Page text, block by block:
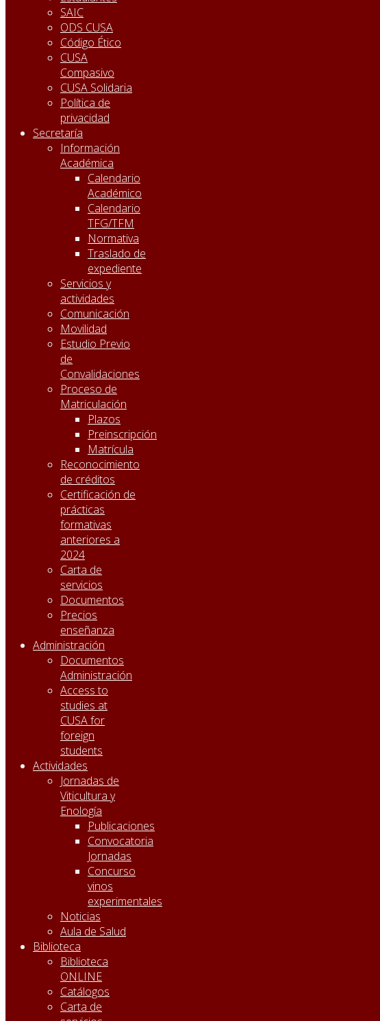
SAIC
ODS CUSA
Código Ético
CUSA
Compasivo
CUSA Solidaria
Política de
privacidad
Secretaría
Información
Académica
Calendario
Académico
Calendario
TFG/TFM
Normativa
Traslado de
expediente
Servicios y
actividades
Comunicación
Movilidad
Estudio Previo
de
Convalidaciones
Proceso de
Matriculación
Plazos
Preinscripción
Matrícula
Reconocimiento
de créditos
Certificación de
prácticas
formativas
anteriores a
2024
Carta de
servicios
Documentos
Precios
enseñanza
Administración
Documentos
Administración
Access to
studies at
CUSA for
foreign
students
Actividades
Jornadas de
Viticultura y
Enología
Publicaciones
Convocatoria
Jornadas
Concurso
vinos
experimentales
Noticias
Aula de Salud
Biblioteca
Biblioteca
ONLINE
Catálogos
Carta de